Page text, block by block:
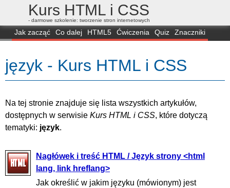
Kurs HTML i CSS
- darmowe szkolenie: tworzenie stron internetowych
Jak zacząć Co dalej HTML5 Ćwiczenia Quiz
Znaczniki
FAQ
Przeglądarki Mapa FORUM
język - Kurs HTML i CSS
Na tej stronie znajduje się lista wszystkich artykułów,
dostępnych w serwisie Kurs HTML i CSS, które dotyczą
tematyki: język.
Nagłówek i treść HTML / Język strony <html
lang, link hreflang>
Jak określić w jakim języku (mówionym) jest